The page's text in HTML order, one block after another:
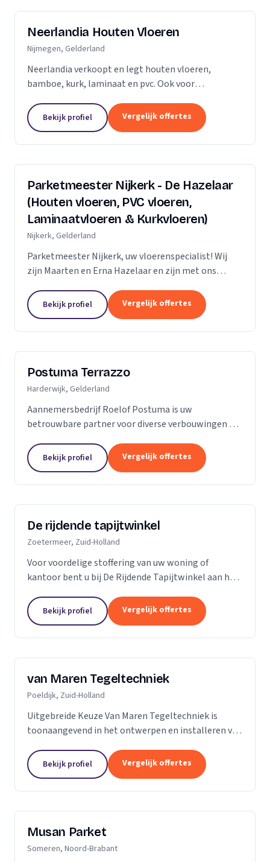
Neerlandia Houten Vloeren
Nijmegen, Gelderland
Neerlandia verkoopt en legt houten vloeren,
bamboe, kurk, laminaat en pvc. Ook voor
kunt u bij ons terecht! Neerlandia is een
familiebedrijf in Nijmegen...
Bekijk profiel Vergelijk offertes
Parketmeester Nijkerk - De Hazelaar
(Houten vloeren, PVC vloeren,
Laminaatvloeren & Kurkvloeren)
Nijkerk, Gelderland
Parketmeester Nijkerk, uw vloerenspecialist! Wij
zijn Maarten en Erna Hazelaar en zijn met ons
aangesloten, omdat deze organisatie staat voor
zelfstandige...
Bekijk profiel Vergelijk offertes
Postuma Terrazzo
Harderwijk, Gelderland
Aannemersbedrijf Roelof Postuma is uw
betrouwbare partner voor diverse verbouwingen en
om het verbouwen van badkamers, het plaatsen van
dakkapellen,...
Bekijk profiel Vergelijk offertes
De rijdende tapijtwinkel
Zoetermeer, Zuid-Holland
Voor voordelige stoffering van uw woning of
kantoor bent u bij De Rijdende Tapijtwinkel aan het
thuis met ons uitgebreide 'up to date' collectie...
Bekijk profiel Vergelijk offertes
van Maren Tegeltechniek
Poeldijk, Zuid-Holland
Uitgebreide Keuze Van Maren Tegeltechniek is
toonaangevend in het ontwerpen en installeren van
een aantrekkelijke prijs. Bij ons treft u een...
Bekijk profiel Vergelijk offertes
Musan Parket
Someren, Noord-Brabant